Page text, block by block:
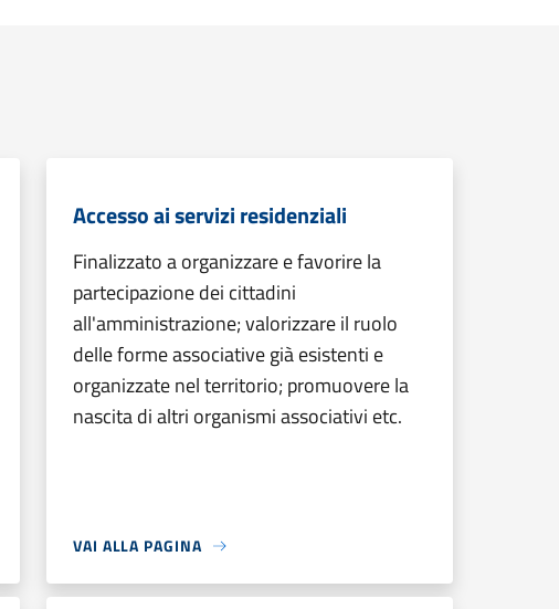
Accesso ai servizi residenziali
Finalizzato a organizzare e favorire la
partecipazione dei cittadini
all'amministrazione; valorizzare il ruolo
delle forme associative già esistenti e
organizzate nel territorio; promuovere la
nascita di altri organismi associativi etc.
VAI ALLA PAGINA